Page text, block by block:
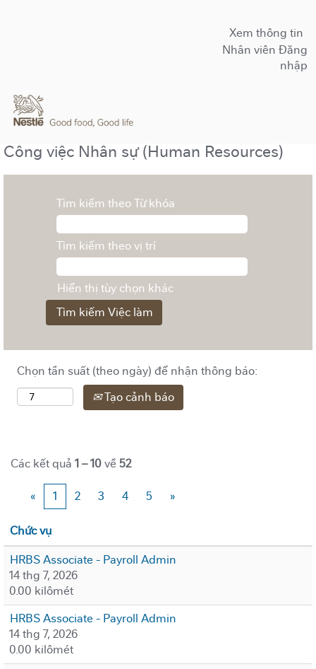
Xem thông tin
Nhân viên Đăng
nhập
Công việc Nhân sự (Human Resources)
Tìm kiếm theo Từ khóa
Tìm kiếm theo vị trí
Hiển thị tùy chọn khác
Chọn tần suất (theo ngày) để nhận thông báo:
Tạo cảnh báo
Các kết quả 1 – 10về 52
« 1 2 3 4 5 »
Chức vụ
HRBS Associate - Payroll Admin
14 thg 7, 2026
0.00 kilômét
HRBS Associate - Payroll Admin
14 thg 7, 2026
0.00 kilômét